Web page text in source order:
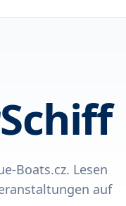
Boats.cz. Lesen
auf